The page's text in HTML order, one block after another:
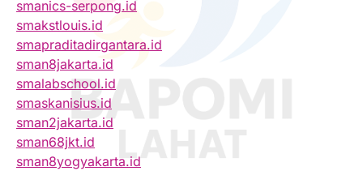
smanics-serpong.id
smakstlouis.id
smapraditadirgantara.id
sman8jakarta.id
smalabschool.id
smaskanisius.id
sman2jakarta.id
sman68jkt.id
sman8yogyakarta.id